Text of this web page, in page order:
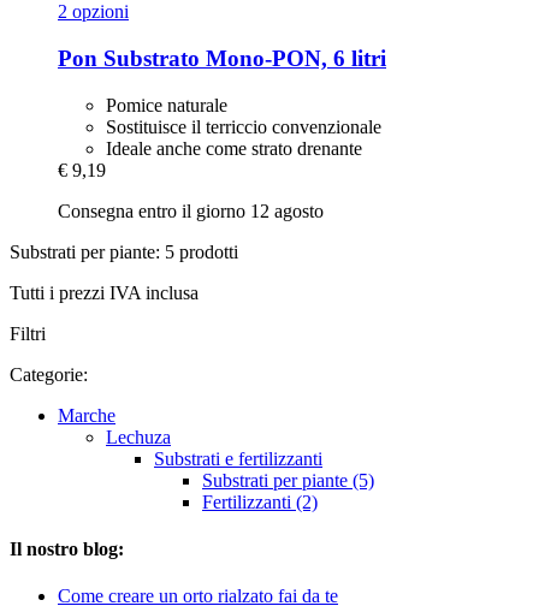
2 opzioni
Pon Substrato Mono-​PON, 6 litri
Pomice naturale
Sostituisce il terriccio convenzionale
Ideale anche come strato drenante
€ 9,19
Consegna entro il giorno 12 agosto
Substrati per piante: 5 prodotti
Tutti i prezzi IVA inclusa
Filtri
Categorie:
Marche
Lechuza
Substrati e fertilizzanti
Substrati per piante (5)
Fertilizzanti (2)
Il nostro blog:
Come creare un orto rialzato fai da te